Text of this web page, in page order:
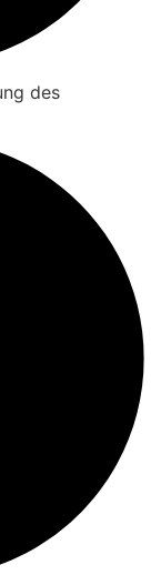
des